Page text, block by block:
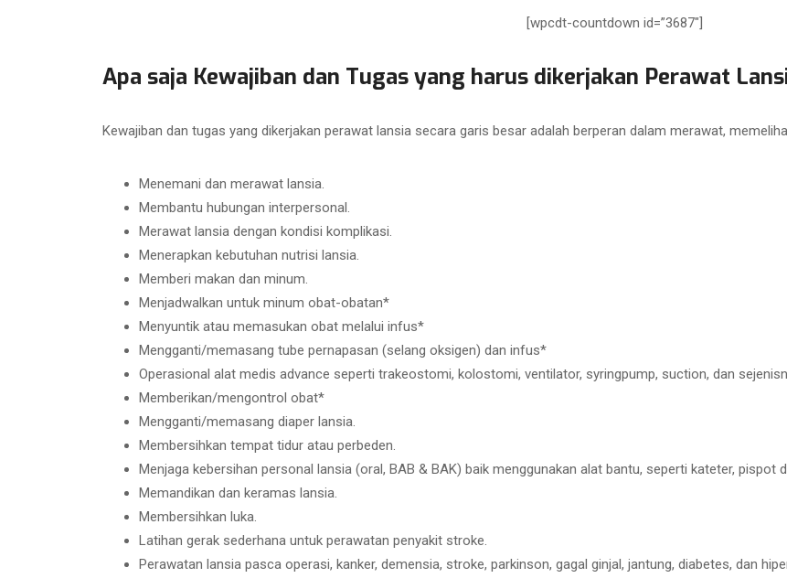
[wpcdt-countdown id=”3687″]
Apa saja Kewajiban dan Tugas yang harus dikerjakan Perawat
Kewajiban dan tugas yang dikerjakan perawat lansia secara garis besar adalah berperan dalam merawat,
Menemani dan merawat lansia.
Membantu hubungan interpersonal.
Merawat lansia dengan kondisi komplikasi.
Menerapkan kebutuhan nutrisi lansia.
Memberi makan dan minum.
Menjadwalkan untuk minum obat-obatan*
Menyuntik atau memasukan obat melalui infus*
Mengganti/memasang tube pernapasan (selang oksigen) dan infus*
Operasional alat medis advance seperti trakeostomi, kolostomi, ventilator, syringpump, suction, dan
Memberikan/mengontrol obat*
Mengganti/memasang diaper lansia.
Membersihkan tempat tidur atau perbeden.
Menjaga kebersihan personal lansia (oral, BAB & BAK) baik menggunakan alat bantu, seperti kateter, pispot
Memandikan dan keramas lansia.
Membersihkan luka.
Latihan gerak sederhana untuk perawatan penyakit stroke.
Perawatan lansia pasca operasi, kanker, demensia, stroke, parkinson, gagal ginjal, jantung, diabetes, dan